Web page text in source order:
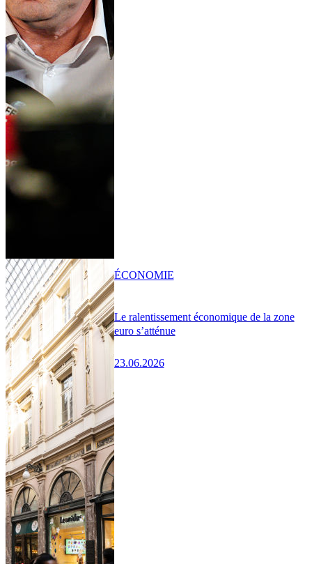
Le ralentissement économique de la zone
euro s’atténue
23.06.2026
ÉCONOMIE